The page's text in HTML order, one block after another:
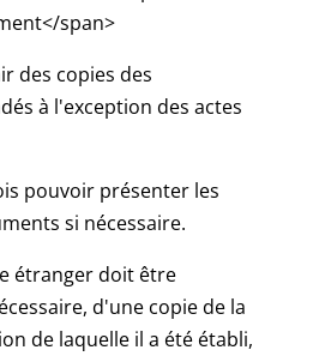
span>
des copies des
à l'exception des actes
pouvoir présenter les
si nécessaire.
étranger doit être
d'une copie de la
de laquelle il a été établi,